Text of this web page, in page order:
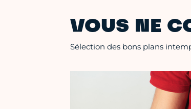
VOUS NE
Sélection des bons plans